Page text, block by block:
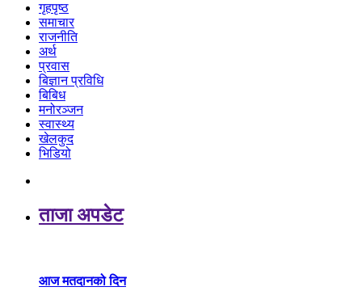
गृहपृष्ठ
समाचार
राजनीति
अर्थ
प्रवास
बिज्ञान प्रविधि
बिबिध
मनोरञ्जन
स्वास्थ्य
खेलकुद
भिडियो
ताजा अपडेट
आज मतदानको दिन